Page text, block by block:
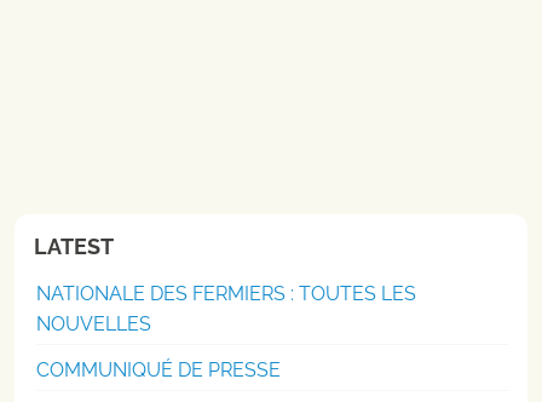
LATEST
NATIONALE DES FERMIERS : TOUTES LES
NOUVELLES
COMMUNIQUÉ DE PRESSE